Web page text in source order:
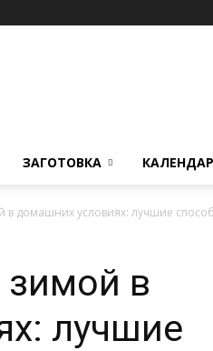
ЗАГОТОВКА
в домашних условиях: лучшие
зимой в
лучшие